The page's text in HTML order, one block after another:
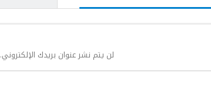
لن يتم نشر عنوان بريدك الإلكتروني.